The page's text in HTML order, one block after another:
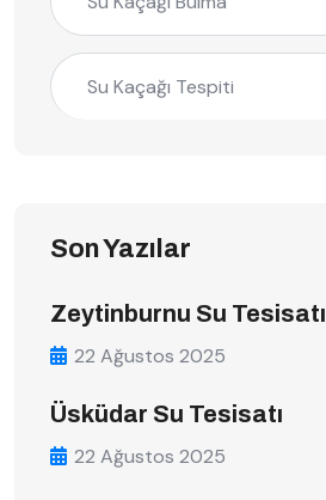
Su Kaçağı Tespiti
Son Yazılar
Zeytinburnu Su Tesisatı
22 Ağustos 2025
Üsküdar Su Tesisatı
22 Ağustos 2025